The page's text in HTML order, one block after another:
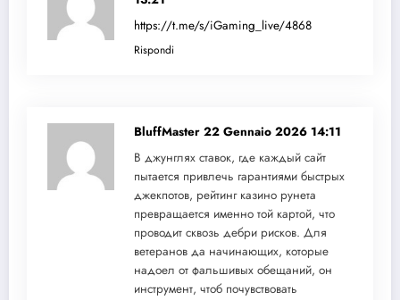
https://t.me/s/iGaming_live/4868
Rispondi
BluffMaster 22 Gennaio 2026 14:11
В джунглях ставок, где каждый сайт
пытается привлечь гарантиями быстрых
джекпотов, рейтинг казино рунета
превращается именно той картой, что
проводит сквозь дебри рисков. Для
ветеранов да начинающих, которые
надоел от фальшивых обещаний, он
инструмент, чтоб почувствовать